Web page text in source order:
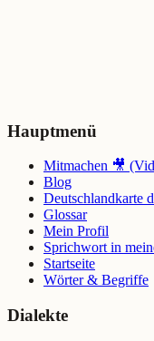
Hauptmenü
Mitmachen 🎥
Blog
Deutschlandkarte
Glossar
Mein Profil
Sprichwort in
Startseite
Wörter & Begriffe
Dialekte